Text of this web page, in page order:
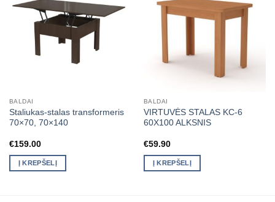
BALDAI
Staliukas-stalas transformeris
70×70, 70×140
€159.00
Į KREPŠELĮ
BALDAI
VIRTUVĖS STALAS KC-6
60X100 ALKSNIS
€59.90
Į KREPŠELĮ